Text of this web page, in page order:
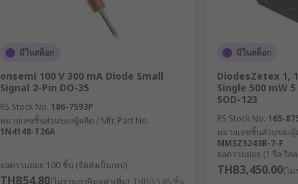
มีในสต็อก
onsemi 100 V 300 mA Diode Small
Signal 2-Pin DO-35
RS Stock No. 186-7593P
หมายเลขชิ้นส่วนของผู้ผลิต / Mfr. Part No.
1N4148-T26A
ยอดรวมย่อย 100 ชิ้น (จัดส่งเป็นเทป)
THB54.80(ไม่รวมภาษีมูลค่าเพิ่ม) THB0.548/ชิ้น
มีในสต็อก
DiodesZetex 1,
Single 500 mW
SOD-123
RS Stock No. 165-
หมายเลขชิ้นส่วนของ
MMSZ5243B-7-F
ยอดรวมย่อย (1 รีล รีล
THB3,450.00(ไม่